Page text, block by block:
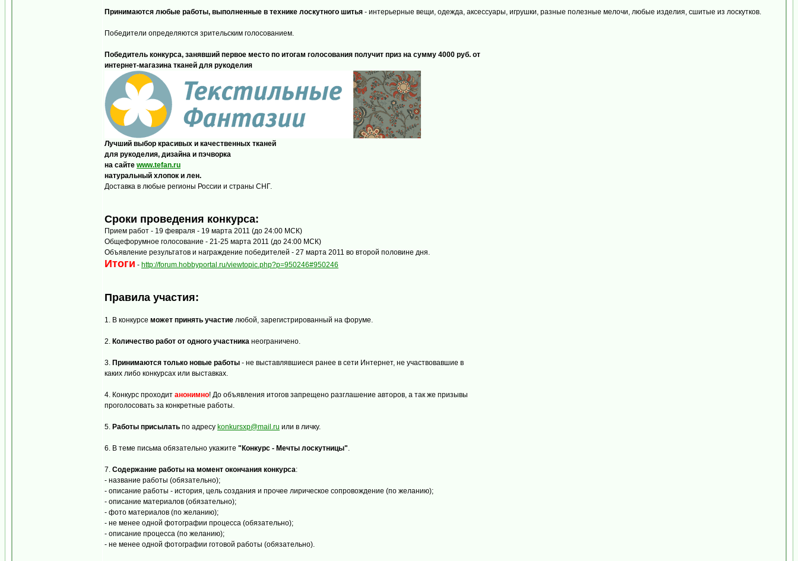
Принимаются любые работы, выполненные в технике лоскутного шитья - интерьерные вещи, одежда, аксессуары, игрушки, разные полезные мелочи, любые изделия, сшитые из лоскутков.
Победители определяются зрительским голосованием.
Победитель конкурса, занявший первое место по итогам голосования получит приз на сумму 4000 руб. от
интернет-магазина тканей для рукоделия
Лучший выбор красивых и качественных тканей
для рукоделия, дизайна и пэчворка
на сайте www.tefan.ru
натуральный хлопок и лен.
Доставка в любые регионы России и страны СНГ.
Сроки проведения конкурса:
Прием работ - 19 февраля - 19 марта 2011 (до 24:00 МСК)
Общефорумное голосование - 21-25 марта 2011 (до 24:00 МСК)
Объявление результатов и награждение победителей - 27 марта 2011 во второй половине дня.
Итоги - http://forum.hobbyportal.ru/viewtopic.php?p=950246#950246
Правила участия:
1. В конкурсе может принять участие любой, зарегистрированный на форуме.
2. Количество работ от одного участника неограничено.
3. Принимаются только новые работы - не выставлявшиеся ранее в сети Интернет, не участвовавшие в
каких либо конкурсах или выставках.
4. Конкурс проходит анонимно! До объявления итогов запрещено разглашение авторов, а так же призывы
проголосовать за конкретные работы.
5. Работы присылать по адресу konkursxp@mail.ru или в личку.
6. В теме письма обязательно укажите "Конкурс - Мечты лоскутницы".
7. Содержание работы на момент окончания конкурса:
- название работы (обязательно);
- описание работы - история, цель создания и прочее лирическое сопровождение (по желанию);
- описание материалов (обязательно);
- фото материалов (по желанию);
- не менее одной фотографии процесса (обязательно);
- описание процесса (по желанию);
- не менее одной фотографии готовой работы (обязательно).